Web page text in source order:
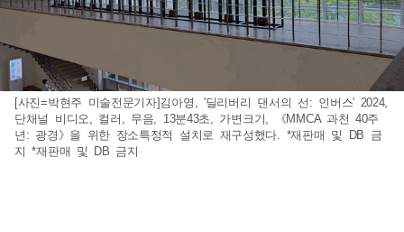
[사진=박현주 미술전문기자]김아영, '딜리버리 댄서의 선: 인버스' 2024,
단채널 비디오, 컬러, 무음, 13분43초, 가변크기, 《MMCA 과천 40주
년: 광경》을 위한 장소특정적 설치로 재구성했다. *재판매 및 DB 금
지 *재판매 및 DB 금지